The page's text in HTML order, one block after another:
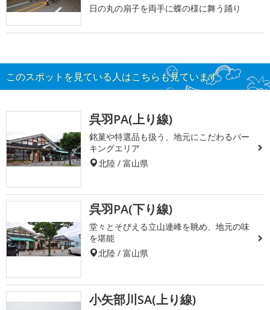
日の丸の扇子を両手に蝶の様に舞う踊り
このスポットを見ている人はこちらも見ています
呉羽PA(上り線)
銘菓や特選品も扱う、地元にこだわるパー
キングエリア
北陸 / 富山県
呉羽PA(下り線)
堂々とそびえる立山連峰を眺め、地元の味
を堪能
北陸 / 富山県
小矢部川SA(上り線)